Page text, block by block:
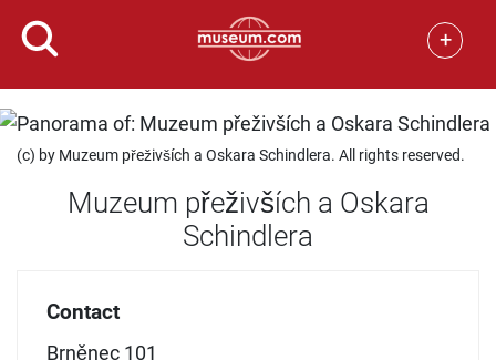
+
(c) by Muzeum přeživších a Oskara Schindlera. All rights reserved.
Muzeum přeživších a Oskara
Schindlera
Contact
Brněnec 101